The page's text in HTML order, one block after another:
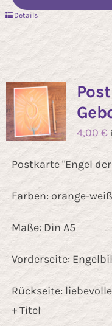
Details
4,00 €
Postkarte "Engel
Farben: orange-weiß
Maße: Din A5
Vorderseite:
Rückseite:
+ Titel